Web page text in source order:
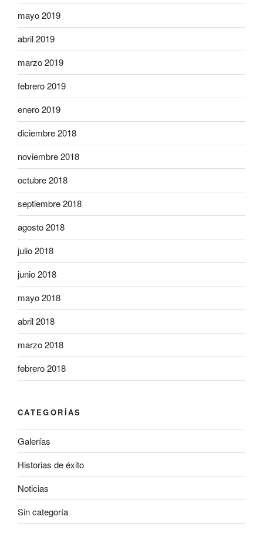
mayo 2019
abril 2019
marzo 2019
febrero 2019
enero 2019
diciembre 2018
noviembre 2018
octubre 2018
septiembre 2018
agosto 2018
julio 2018
junio 2018
mayo 2018
abril 2018
marzo 2018
febrero 2018
CATEGORÍAS
Galerías
Historias de éxito
Noticias
Sin categoría